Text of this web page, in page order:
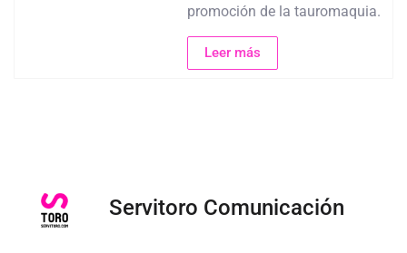
promoción de la tauromaquia.
Leer más
Servitoro Comunicación